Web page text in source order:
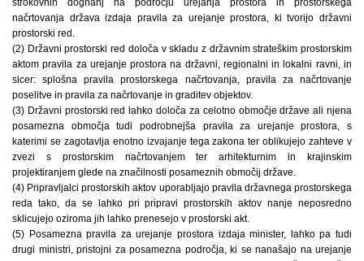
načrtovanja država izdaja pravila za urejanje prostora, ki tvorijo državni
prostorski red.
(2) Državni prostorski red določa v skladu z državnim strateškim prostorskim
aktom pravila za urejanje prostora na državni, regionalni in lokalni ravni, in
sicer: splošna pravila prostorskega načrtovanja, pravila za načrtovanje
poselitve in pravila za načrtovanje in graditev objektov.
(3) Državni prostorski red lahko določa za celotno območje države ali njena
posamezna območja tudi podrobnejša pravila za urejanje prostora, s
katerimi se zagotavlja enotno izvajanje tega zakona ter oblikujejo zahteve v
zvezi s prostorskim načrtovanjem ter arhitekturnim in krajinskim
projektiranjem glede na značilnosti posameznih območij države.
(4) Pripravljalci prostorskih aktov uporabljajo pravila državnega prostorskega
reda tako, da se lahko pri pripravi prostorskih aktov nanje neposredno
sklicujejo oziroma jih lahko prenesejo v prostorski akt.
(5) Posamezna pravila za urejanje prostora izdaja minister, lahko pa tudi
drugi ministri, pristojni za posamezna področja, ki se nanašajo na urejanje